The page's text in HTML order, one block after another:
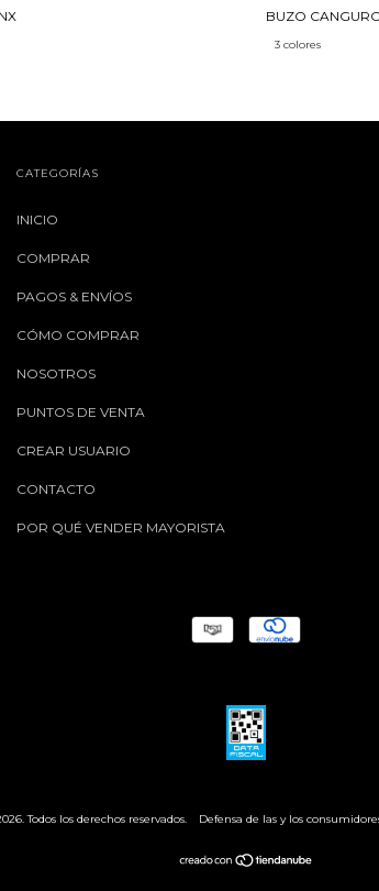
BUZO
3 colores
CATEGORÍAS
INICIO
COMPRAR
PAGOS & ENVÍOS
CÓMO COMPRAR
NOSOTROS
PUNTOS DE VENTA
CREAR USUARIO
CONTACTO
POR QUÉ VENDER MAYORISTA
Todos los derechos reservados. Defensa de las y los